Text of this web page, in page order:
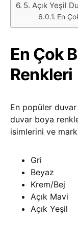
5. Açık Yeşil
En
En Çok
Renkleri
En popüler
duvar boya
isimlerini ve
Gri
Beyaz
Krem/Bej
Açık Mavi
Açık Yeşil